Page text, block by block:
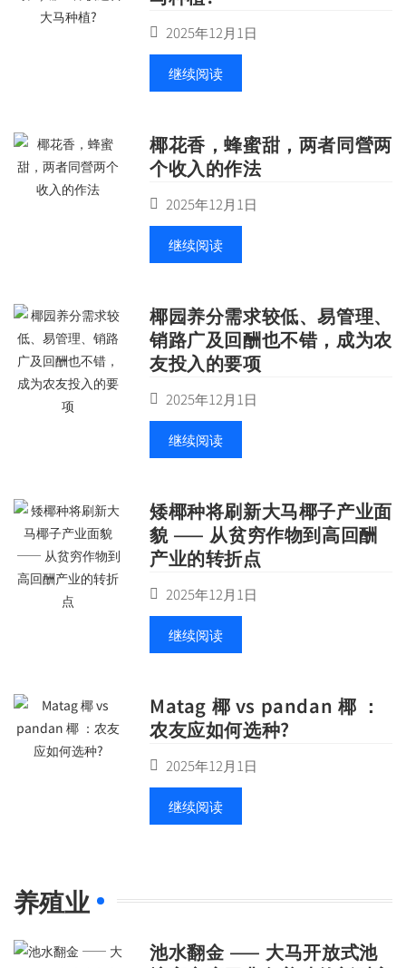
2025年12月1日
继续阅读
椰花香，蜂蜜甜，两者同營两
个收入的作法
2025年12月1日
继续阅读
椰园养分需求较低、易管理、
销路广及回酬也不错，成为农
友投入的要项
2025年12月1日
继续阅读
矮椰种将刷新大马椰子产业面
貌 —— 从贫穷作物到高回酬
产业的转折点
2025年12月1日
继续阅读
Matag 椰 vs pandan 椰 ：
农友应如何选种?
2025年12月1日
继续阅读
养殖业
池水翻金 —— 大马开放式池